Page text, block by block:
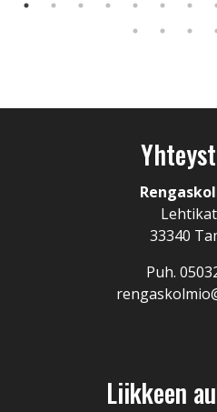
33340
Puh.
Liikkeen